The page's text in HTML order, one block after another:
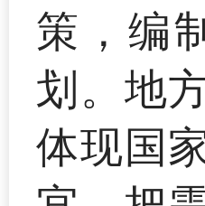
策，编
划。地
体现国